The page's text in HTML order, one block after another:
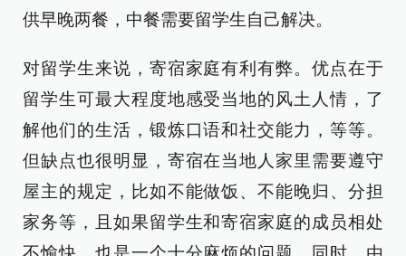
供早晚两餐，中餐需要留学生自己解决。
对留学生来说，寄宿家庭有利有弊。优点在于
留学生可最大程度地感受当地的风土人情，了
解他们的生活，锻炼口语和社交能力，等等。
但缺点也很明显，寄宿在当地人家里需要遵守
屋主的规定，比如不能做饭、不能晚归、分担
家务等，且如果留学生和寄宿家庭的成员相处